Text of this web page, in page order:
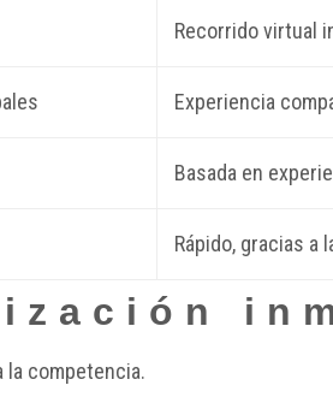
Recorrido virtual
Experiencia
Basada en
Rápido, gracias a
la competencia.